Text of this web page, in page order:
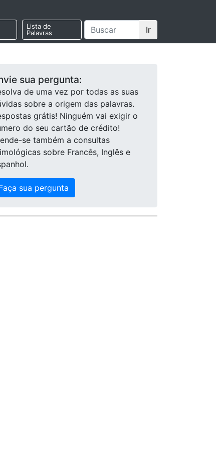
Lista de
Palavras
Ir
sua pergunta:
de uma vez por todas as suas
sobre a origem das palavras.
grátis! Ninguém vai exigir o
do seu cartão de crédito!
se também a consultas
sobre Francês, Inglês e
sua pergunta